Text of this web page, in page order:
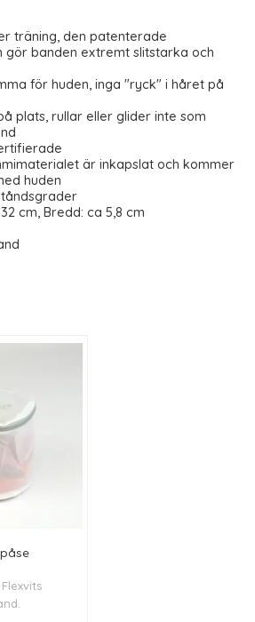
träning, den patenterade
gör banden extremt slitstarka och
för huden, inga "ryck" i håret på
plats, rullar eller glider inte som
är inkapslat och kommer
huden
cm, Bredd: ca 5,8 cm